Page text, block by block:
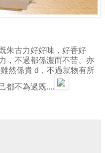
朱古力好好味，好香好
，不過都係濃而不苦、亦
然係貴 d，不過就物有所
都不為過既....